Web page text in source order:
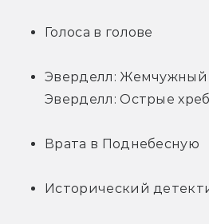
Голоса в голове
Эверделл: Жемчужный
Эверделл: Острые
Врата в Поднебесную
Исторический